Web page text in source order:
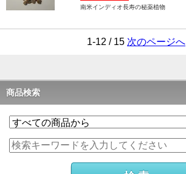
南米インディオ長寿の秘薬植物
1-12 / 15 次のページへ
商品検索